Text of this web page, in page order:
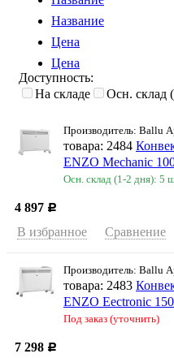
Название
Цена
Цена
Доступность:
На складе
Осн. склад
Производитель: Ballu
товара: 2484
ENZO Mechanic
Осн. склад (1-2 дня): 5
4 897 Р
В избранное Сравнение
Производитель: Ballu
товара: 2483
ENZO Eectronic
Под заказ (уточнить)
7 298 Р